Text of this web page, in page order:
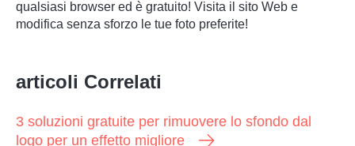
Passaggio
4.
qualsiasi browser ed è gratuito! Visita il sito Web e
modifica senza sforzo le tue foto preferite!
articoli Correlati
3 soluzioni gratuite per rimuovere lo sfondo dal
logo per un effetto migliore